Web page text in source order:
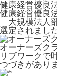
健康経営優良
健康経営優良
「大規模法人
選定されました
オーナーズク
リブワークで
つづきがあり